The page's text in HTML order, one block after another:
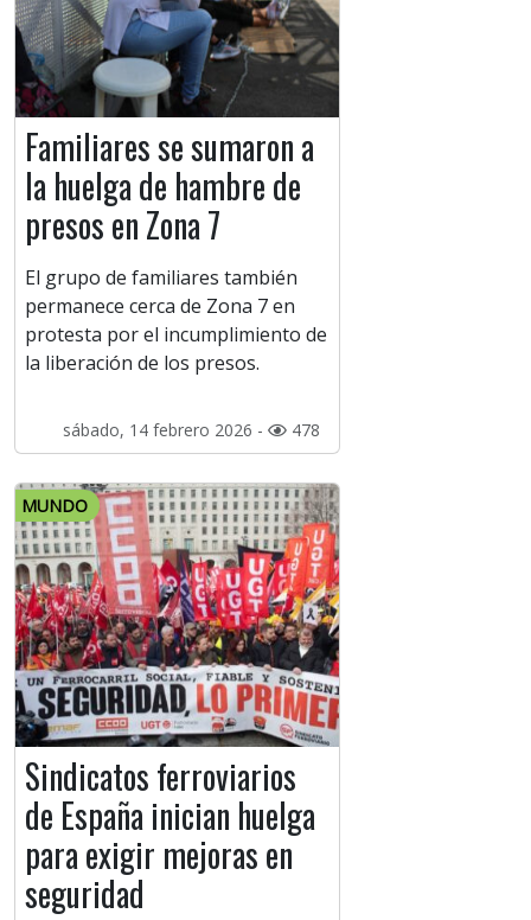
Familiares se sumaron a
la huelga de hambre de
presos en Zona 7
El grupo de familiares también
permanece cerca de Zona 7 en
protesta por el incumplimiento de
la liberación de los presos.
sábado, 14 febrero 2026 - 478
MUNDO
Sindicatos ferroviarios
de España inician huelga
para exigir mejoras en
seguridad